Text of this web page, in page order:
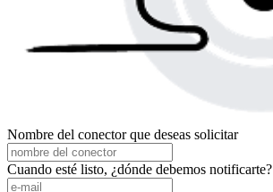
Nombre del conector que deseas solicitar
Cuando esté listo, ¿dónde debemos notificarte?